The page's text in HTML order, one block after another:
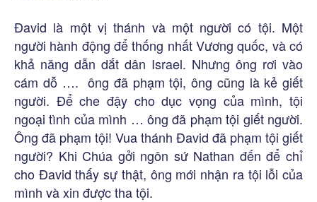
Đavid là một vị thánh và một người có tội. Một
người hành động để thống nhất Vương quốc, và có
khả năng dẫn dắt dân Israel. Nhưng ông rơi vào
cám dỗ …. ông đã phạm tội, ông cũng là kẻ giết
người. Để che đậy cho dục vọng của mình, tội
ngoại tình của mình … ông đã phạm tội giết người.
Ông đã phạm tội! Vua thánh Đavid đã phạm tội giết
người? Khi Chúa gởi ngôn sứ Nathan đến để chỉ
cho Đavid thấy sự thật, ông mới nhận ra tội lỗi của
mình và xin được tha tội.